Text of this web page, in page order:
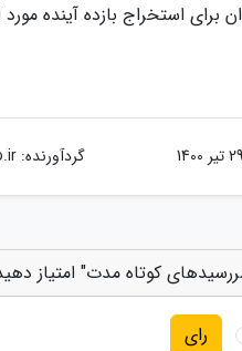
استخراج بازده آینده مورد
29 تیر 1400 گردآورنده:
کوتاه مدت" امتیاز
رای